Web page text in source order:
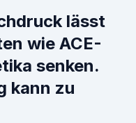
lässt
wie ACE-
senken.
kann zu